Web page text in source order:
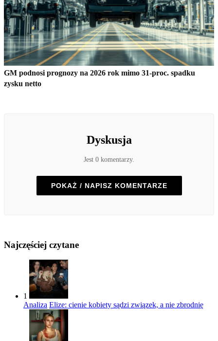
GM podnosi prognozy na 2026 rok mimo 31-proc. spadku
zysku netto
Dyskusja
Jest 0 komentarzy.
POKAŻ / NAPISZ KOMENTARZE
Najczęściej czytane
1
Analiza Elize: cienie kobiety sądzi związek, a nie zbrodnię